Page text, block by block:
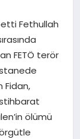
Fethullah
FETÖ terör
Fidan,
ölümü